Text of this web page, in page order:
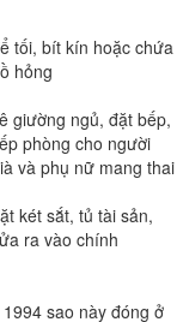
tối, bít kín hoặc chứa
hỏng
giường ngủ, đặt bếp,
phòng cho người
và phụ nữ mang thai
két sắt, tủ tài sản,
ra vào chính
sao này đóng ở